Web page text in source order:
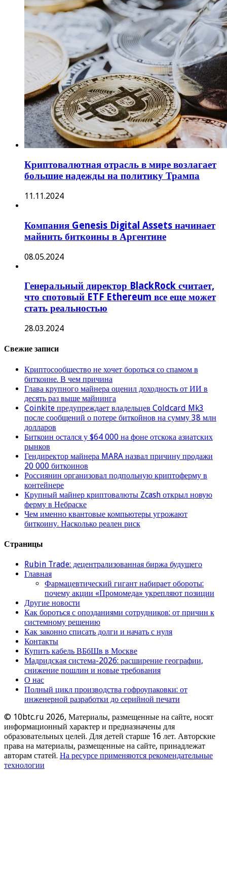
Криптовалютная отрасль в мире возлагает
большие надежды на политику Трампа
11.11.2024
Компания Genesis Digital Assets начинает
майнить биткоины в Аргентине
08.05.2024
Генеральный директор BlackRock считает,
что спотовый ETF Ethereum все еще может
стать реальностью
28.03.2024
Свежие записи
Криптосообщество не хочет бороться со спамом в
биткоине. В чем причина
Глава крупного майнера оценил доходность от ИИ в
десять раз выше майнинга
Coinkite предупреждает владельцев Coldcard Mk3
после сообщений о потере биткойнов на сумму 38 млн
долларов
Биткоин остался у $64 000 на фоне отскока азиатских
рынков
Гендиректор майнера MARA назвал причину продажи
20 000 биткоинов
Россиянин организовал подпольную криптоферму в
контейнере
Крупный майнер криптовалюты Zcash открыл новую
ферму в Небраске
Чем именно квантовые компьютеры угрожают
биткоину. Насколько реален риск
Страницы
Rubin Trade: децентрализованная биржа будущего
Главная
Фармацевтический гигант набирает обороты:
почему акции «Промомеда» укрепляют позиции
Другие новости
Как бороться с опозданиями сотрудников: от причин к
системному решению
Как законно списать долги и начать с нуля
Контакты
Купить кабель ВБбШв в Москве
Мадридская система-2026: расширение географии,
снижение пошлин и новые требования
О нас
Полный цикл производства гофроупаковки: от
инженерной разработки до серийной печати
© 10btc.ru 2026, Материалы, размещенные на сайте, носят
информационный характер и предназначены для
образовательных целей. Для детей старше 16 лет. Авторские
права на материалы, размещенные на сайте, принадлежат
авторам статей. На ресурсе применяются рекомендательные
технологии